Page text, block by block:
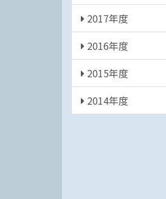
2017年度
2016年度
2015年度
2014年度